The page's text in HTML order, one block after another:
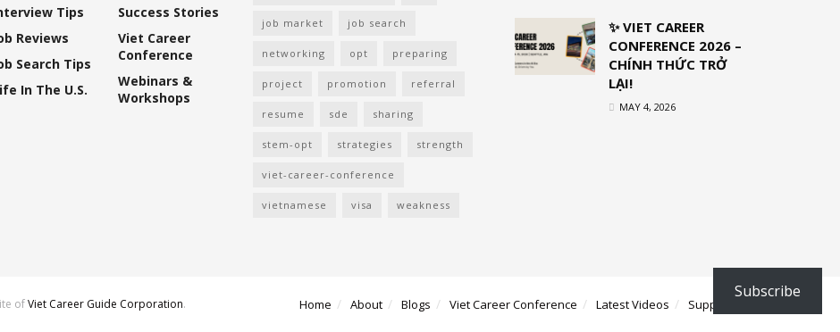
Tips
Reviews
Search Tips
In The U.S.
Success Stories
Viet Career
Conference
Webinars &
Workshops
job market job search
networking opt preparing
project promotion referral
resume sde sharing
stem-opt strategies strength
viet-career-conference
vietnamese visa weakness
✨ VIET CAREER
CONFERENCE 2026 –
CHÍNH THỨC TRỞ
LẠI!
MAY 4, 2026
Home About Blogs Viet Career Conference Latest Videos Support Us
ofViet Career Guide Corporation.
Subscribe